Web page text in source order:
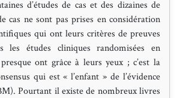
d’études de cas et des dizaines de
cas ne sont pas prises en considération
qui ont leurs critères de preuves
les études cliniques randomisées en
ont grâce à leurs yeux ; c’est la
qui est « l’enfant » de l’évidence
Pourtant il existe de nombreux livres